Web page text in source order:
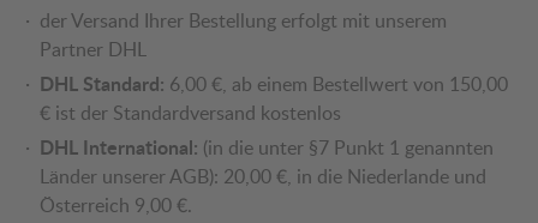
der Versand Ihrer Bestellung erfolgt mit unserem
Partner DHL
DHL Standard: 6,00 €, ab einem Bestellwert von 150,00
€ ist der Standardversand kostenlos
DHL International: (in die unter §7 Punkt 1 genannten
Länder unserer AGB): 20,00 €, in die Niederlande und
Österreich 9,00 €.